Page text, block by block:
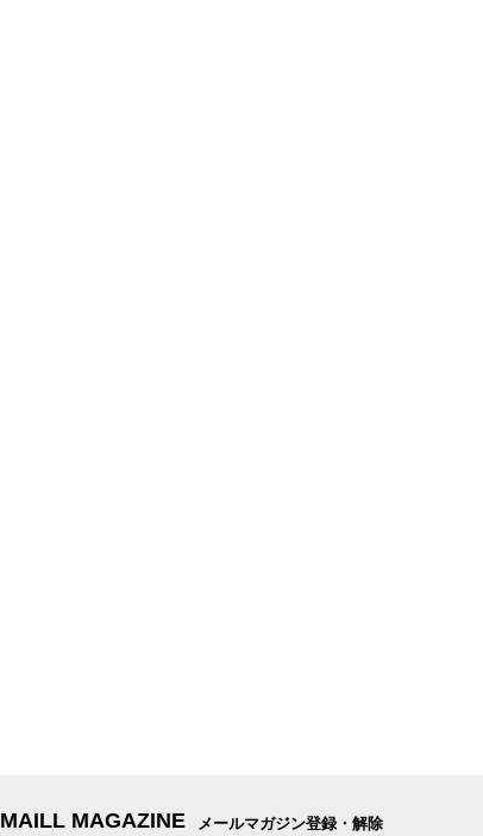
MAILL MAGAZINE メールマガジン登録・解除